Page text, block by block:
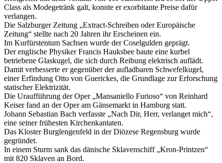
Class als Modegetränk galt, konnte er exorbitante Preise dafür
verlangen.
Die Salzburger Zeitung „Extract-Schreiben oder Europäische
Zeitung“ stellte nach 20 Jahren ihr Erscheinen ein.
Im Kurfürstentum Sachsen wurde der Coselgulden geprägt.
Der englische Physiker Francis Hauksbee baute eine kurbel
betriebene Glaskugel, die sich durch Reibung elektrisch auflädt.
Damit verbesserte er gegenüber der aufladbaren Schwefelkugel,
einer Erfindung Otto von Guerickes, die Grundlage zur Erforschung
statischer Elektrizität.
Die Uraufführung der Oper „Mansaniello Furioso“ von Reinhard
Keiser fand an der Oper am Gänsemarkt in Hamburg statt.
Johann Sebastian Bach verfasste „Nach Dir, Herr, verlanget mich“,
eine seiner frühesten Kirchenkantaten.
Das Kloster Burglengenfeld in der Diözese Regensburg wurde
gegründet.
In einem Sturm sank das dänische Sklavenschiff „Kron-Printzen“
mit 820 Sklaven an Bord.